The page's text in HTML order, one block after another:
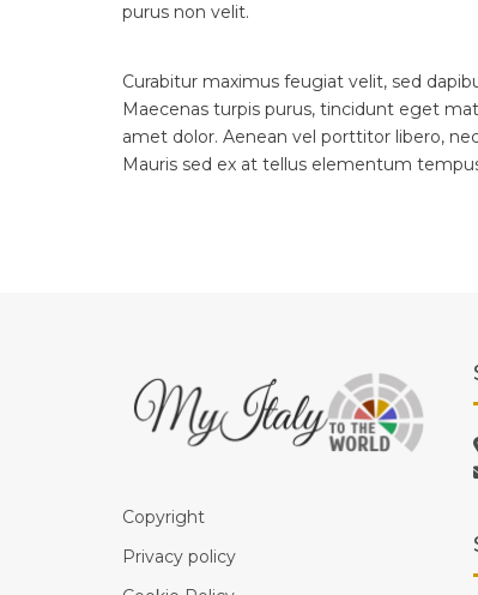
purus non velit.
Curabitur maximus feugiat velit, sed
Maecenas turpis purus, tincidunt eget
amet dolor. Aenean vel porttitor libero,
Mauris sed ex at tellus elementum
Copyright
Privacy policy